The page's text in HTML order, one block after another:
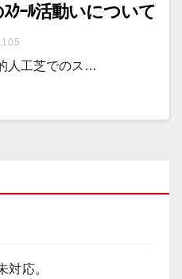
ｽｸｰﾙ活動いについて
人工芝でのス…
応。